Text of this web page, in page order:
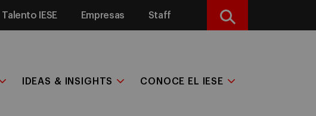
Talento IESE Empresas Staff Buscar
IDEAS & INSIGHTS CONOCE EL IESE